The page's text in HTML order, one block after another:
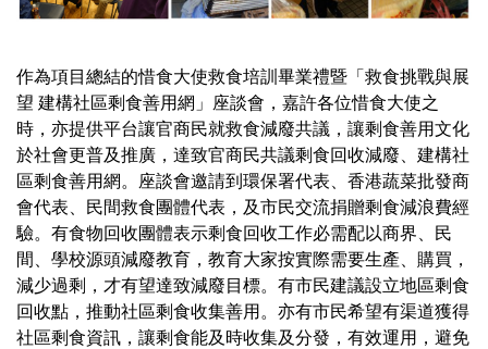
作為項目總結的惜食大使救食培訓畢業禮暨「救食挑戰與展
望 建構社區剩食善用網」座談會，嘉許各位惜食大使之
時，亦提供平台讓官商民就救食減廢共議，讓剩食善用文化
於社會更普及推廣，達致官商民共議剩食回收減廢、建構社
區剩食善用網。座談會邀請到環保署代表、香港蔬菜批發商
會代表、民間救食團體代表，及市民交流捐贈剩食減浪費經
驗。有食物回收團體表示剩食回收工作必需配以商界、民
間、學校源頭減廢教育，教育大家按實際需要生產、購買，
減少過剩，才有望達致減廢目標。有市民建議設立地區剩食
回收點，推動社區剩食收集善用。亦有市民希望有渠道獲得
社區剩食資訊，讓剩食能及時收集及分發，有效運用，避免